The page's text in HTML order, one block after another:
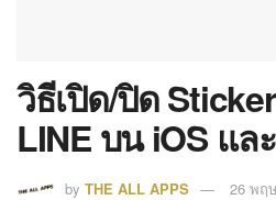
วิธีเปิด/ปิด
LINE บน iOS แล
by THE ALL APPS 26 พฤ